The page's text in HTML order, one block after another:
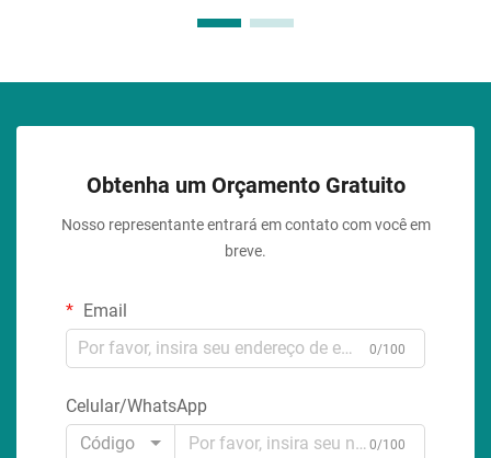
Obtenha um Orçamento Gratuito
Nosso representante entrará em contato com você em
breve.
Email
0/100
Celular/WhatsApp
Código
0/100